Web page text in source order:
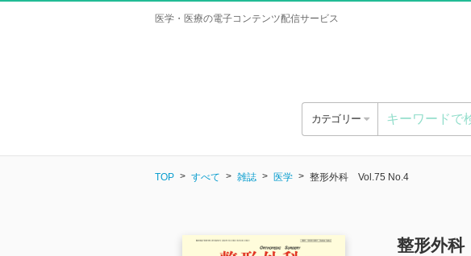
医学・医療の電子コンテンツ配信サービス
カテゴリー
TOP すべて 雑誌 医学 整形外科 Vol.75 No.4
整形外科